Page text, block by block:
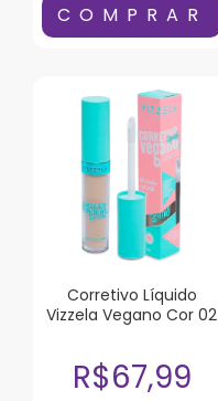
Corretivo Líquido
Vizzela Vegano Cor 02
R$67,99